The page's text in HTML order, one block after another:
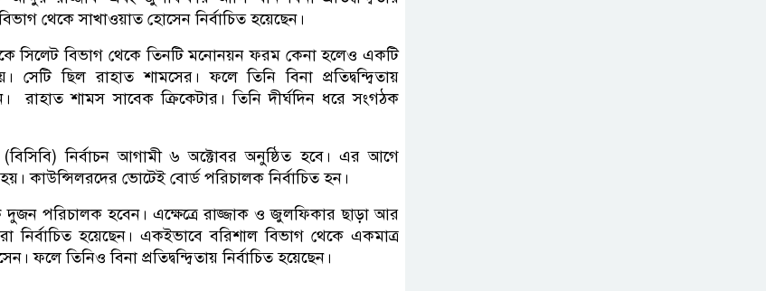
থেকে সাখাওয়াত হোসেন নির্বাচিত হয়েছেন।
সিলেট বিভাগ থেকে তিনটি মনোনয়ন ফরম কেনা হলেও একটি
সেটি ছিল রাহাত শামসের। ফলে তিনি বিনা প্রতিদ্বন্দ্বিতায়
রাহাত শামস সাবেক ক্রিকেটার। তিনি দীর্ঘদিন ধরে সংগঠক
(বিসিবি) নির্বাচন আগামী ৬ অক্টোবর অনুষ্ঠিত হবে। এর আগে
কাউন্সিলরদের ভোটেই বোর্ড পরিচালক নির্বাচিত হন।
পরিচালক হবেন। এক্ষেত্রে রাজ্জাক ও জুলফিকার ছাড়া আর
নির্বাচিত হয়েছেন। একইভাবে বরিশাল বিভাগ থেকে একমাত্র
ফলে তিনিও বিনা প্রতিদ্বন্দ্বিতায় নির্বাচিত হয়েছেন।